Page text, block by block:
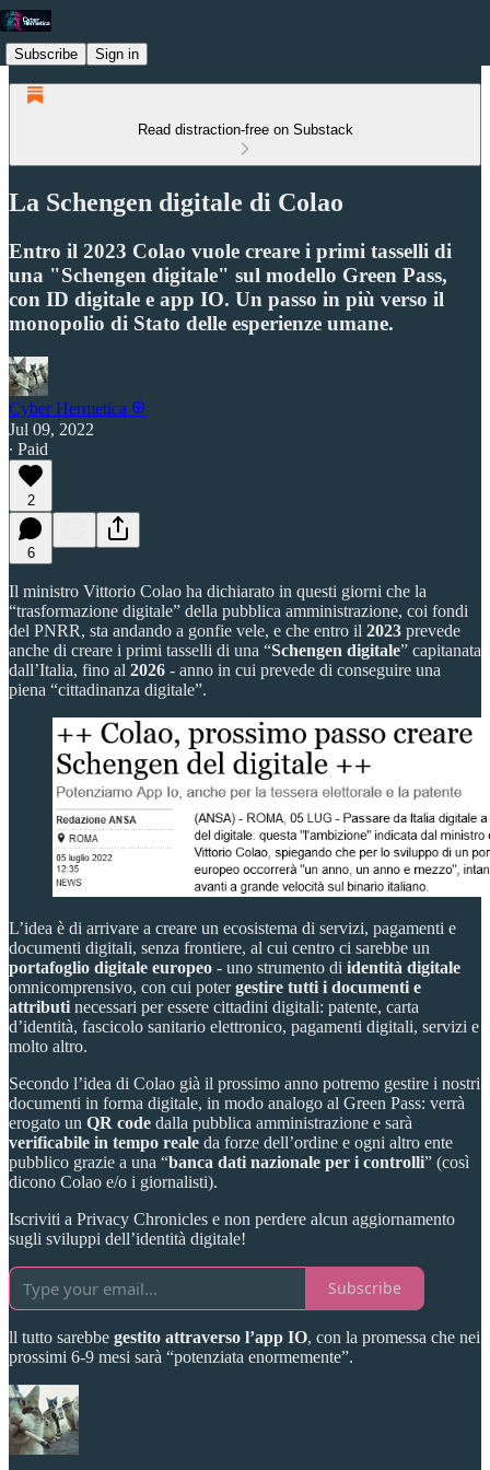
Subscribe Sign in
Read distraction-free on Substack
La Schengen digitale di Colao
Entro il 2023 Colao vuole creare i primi tasselli di
una "Schengen digitale" sul modello Green Pass,
con ID digitale e app IO. Un passo in più verso il
monopolio di Stato delle esperienze umane.
Cyber Hermetica 𐀏
Jul 09, 2022
∙ Paid
2
6
Il ministro Vittorio Colao ha dichiarato in questi giorni che la
“trasformazione digitale” della pubblica amministrazione, coi fondi
del PNRR, sta andando a gonfie vele, e che entro il 2023 prevede
anche di creare i primi tasselli di una “Schengen digitale” capitanata
dall’Italia, fino al 2026 - anno in cui prevede di conseguire una
piena “cittadinanza digitale”.
L’idea è di arrivare a creare un ecosistema di servizi, pagamenti e
documenti digitali, senza frontiere, al cui centro ci sarebbe un
portafoglio digitale europeo - uno strumento di identità digitale
omnicomprensivo, con cui potergestire tutti i documenti e
attributi necessari per essere cittadini digitali: patente, carta
d’identità, fascicolo sanitario elettronico, pagamenti digitali, servizi e
molto altro.
Secondo l’idea di Colao già il prossimo anno potremo gestire i nostri
documenti in forma digitale, in modo analogo al Green Pass: verrà
erogato un QR code dalla pubblica amministrazione e sarà
verificabile in tempo reale da forze dell’ordine e ogni altro ente
pubblico grazie a una “banca dati nazionale per i controlli” (così
dicono Colao e/o i giornalisti).
Iscriviti a Privacy Chronicles e non perdere alcun aggiornamento
sugli sviluppi dell’identità digitale!
Subscribe
ll tutto sarebbe gestito attraverso l’app IO, con la promessa che nei
prossimi 6-9 mesi sarà “potenziata enormemente”.